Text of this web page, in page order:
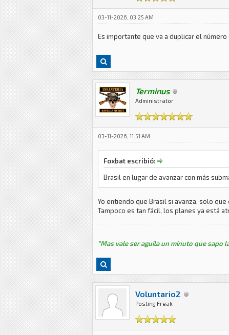
03-11-2026, 03:25 AM
Es importante que va a duplicar el
Terminus
Administrator
03-11-2026, 11:51 AM
Foxbat escribió:
Brasil en lugar de avanzar con más
Yo entiendo que Brasil si avanza, solo
Tampoco es tan fácil, los planes ya está
"Mas vale ser aguila un minuto que sapo
Voluntario2
Posting Freak